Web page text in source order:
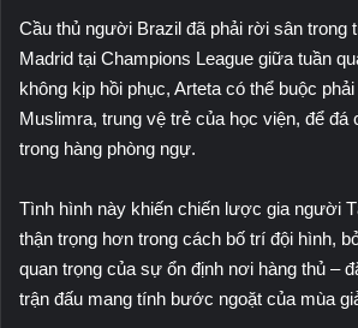
Cầu thủ người Brazil đã phải rời sân trong
Madrid tại Champions League giữa tuần
không kịp hồi phục, Arteta có thể buộc
Muslimra, trung vệ trẻ của học viện, để đá
trong hàng phòng ngự.
Tình hình này khiến chiến lược gia người
thận trọng hơn trong cách bố trí đội hình,
quan trọng của sự ổn định nơi hàng thủ –
trận đấu mang tính bước ngoặt của mùa